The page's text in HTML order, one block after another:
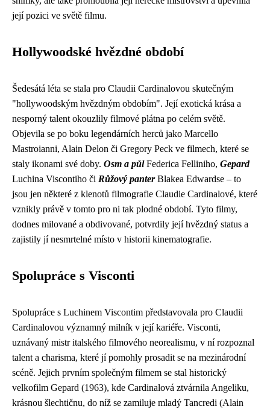
její pozici ve světě filmu.
Hollywoodské hvězdné období
Šedesátá léta se stala pro Claudii Cardinalovou skutečným
"hollywoodským hvězdným obdobím". Její exotická krása a
nesporný talent okouzlily filmové plátna po celém světě.
Objevila se po boku legendárních herců jako Marcello
Mastroianni, Alain Delon či Gregory Peck ve filmech, které se
staly ikonami své doby. Osm a půlFederica Felliniho, Gepard
Luchina Viscontiho či Růžový panterBlakea Edwardse – to
jsou jen některé z klenotů filmografie Claudie Cardinalové, které
vznikly právě v tomto pro ni tak plodné období. Tyto filmy,
dodnes milované a obdivované, potvrdily její hvězdný status a
zajistily jí nesmrtelné místo v historii kinematografie.
Spolupráce s Visconti
Spolupráce s Luchinem Viscontim představovala pro Claudii
Cardinalovou významný milník v její kariéře. Visconti,
uznávaný mistr italského filmového neorealismu, v ní rozpoznal
talent a charisma, které jí pomohly prosadit se na mezinárodní
scéně. Jejich prvním společným filmem se stal historický
velkofilm Gepard (1963), kde Cardinalová ztvárnila Angeliku,
krásnou šlechtičnu, do níž se zamiluje mladý Tancredi (Alain